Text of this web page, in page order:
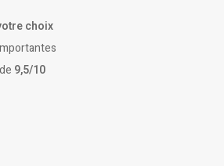
choix
9,5/10